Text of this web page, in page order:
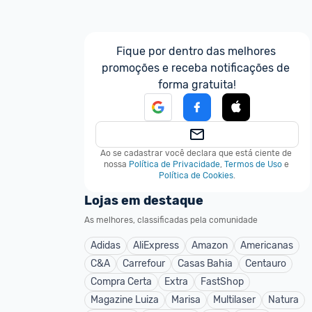
Fique por dentro das melhores
promoções e receba notificações de
forma gratuita!
Ao se cadastrar você declara que está ciente de
nossa Política de Privacidade, Termos de Uso e
Política de Cookies.
Lojas em destaque
As melhores, classificadas pela comunidade
Adidas AliExpress Amazon
Americanas
C&A
Carrefour Casas Bahia
Centauro
Compra Certa
Extra
FastShop
Magazine Luiza
Marisa Multilaser
Natura